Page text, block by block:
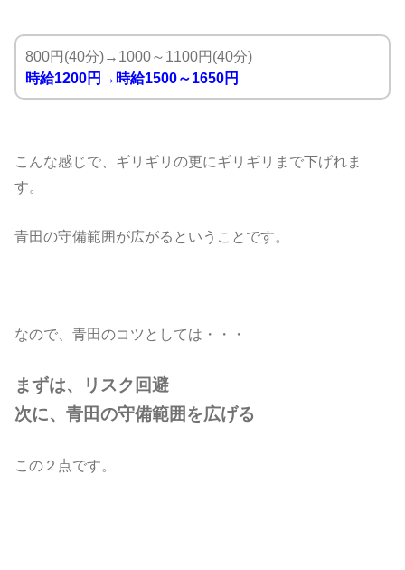
800円(40分)→1000～1100円(40分)
時給1200円→時給1500～1650円
こんな感じで、ギリギリの更にギリギリまで下げれま
す。
青田の守備範囲が広がるということです。
なので、青田のコツとしては・・・
まずは、リスク回避
次に、青田の守備範囲を広げる
この２点です。